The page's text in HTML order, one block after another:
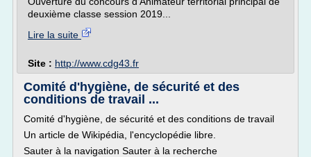
deuxième classe session 2019...
Lire la suite
Site : http://www.cdg43.fr
Comité d'hygiène, de sécurité et des
conditions de travail ...
Comité d'hygiène, de sécurité et des conditions de travail
Un article de Wikipédia, l'encyclopédie libre.
Sauter à la navigation Sauter à la recherche